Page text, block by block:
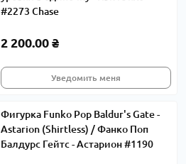
#2273 Chase
2 200.00 ₴
Уведомить меня
Фигурка Funko Pop Baldur's Gate -
Astarion (Shirtless) / Фанко Поп
Балдурс Гейтс - Астарион #1190